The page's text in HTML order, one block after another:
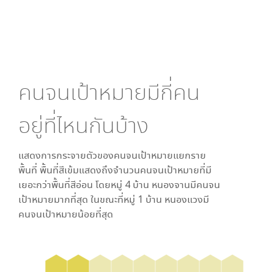
คนจนเป้าหมายมีกี่คน
อยู่ที่ไหนกันบ้าง
แสดงการกระจายตัวของคนจนเป้าหมายแยกราย
พื้นที่ พื้นที่สีเข้มแสดงถึงจำนวนคนจนเป้าหมายที่มี
เยอะกว่าพื้นที่สีอ่อน โดยหมู่ 4 บ้าน หนองจานมีคนจน
เป้าหมายมากที่สุด ในขณะที่หมู่ 1 บ้าน หนองแวงมี
คนจนเป้าหมายน้อยที่สุด